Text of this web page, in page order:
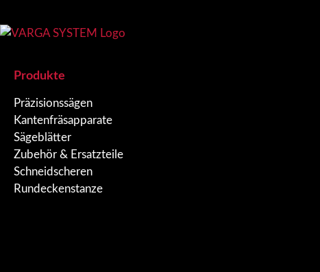
Produkte
Präzisionssägen
Kantenfräsapparate
Sägeblätter
Zubehör & Ersatzteile
Schneidscheren
Rundeckenstanze